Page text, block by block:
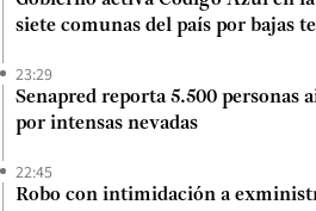
siete comunas del país por bajas
23:29
Senapred reporta 5.500 personas
por intensas nevadas
22:45
Robo con intimidación a